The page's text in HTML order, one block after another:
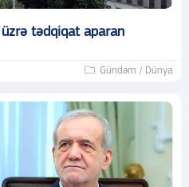
tədqiqat aparan
Gündəm / Dünya